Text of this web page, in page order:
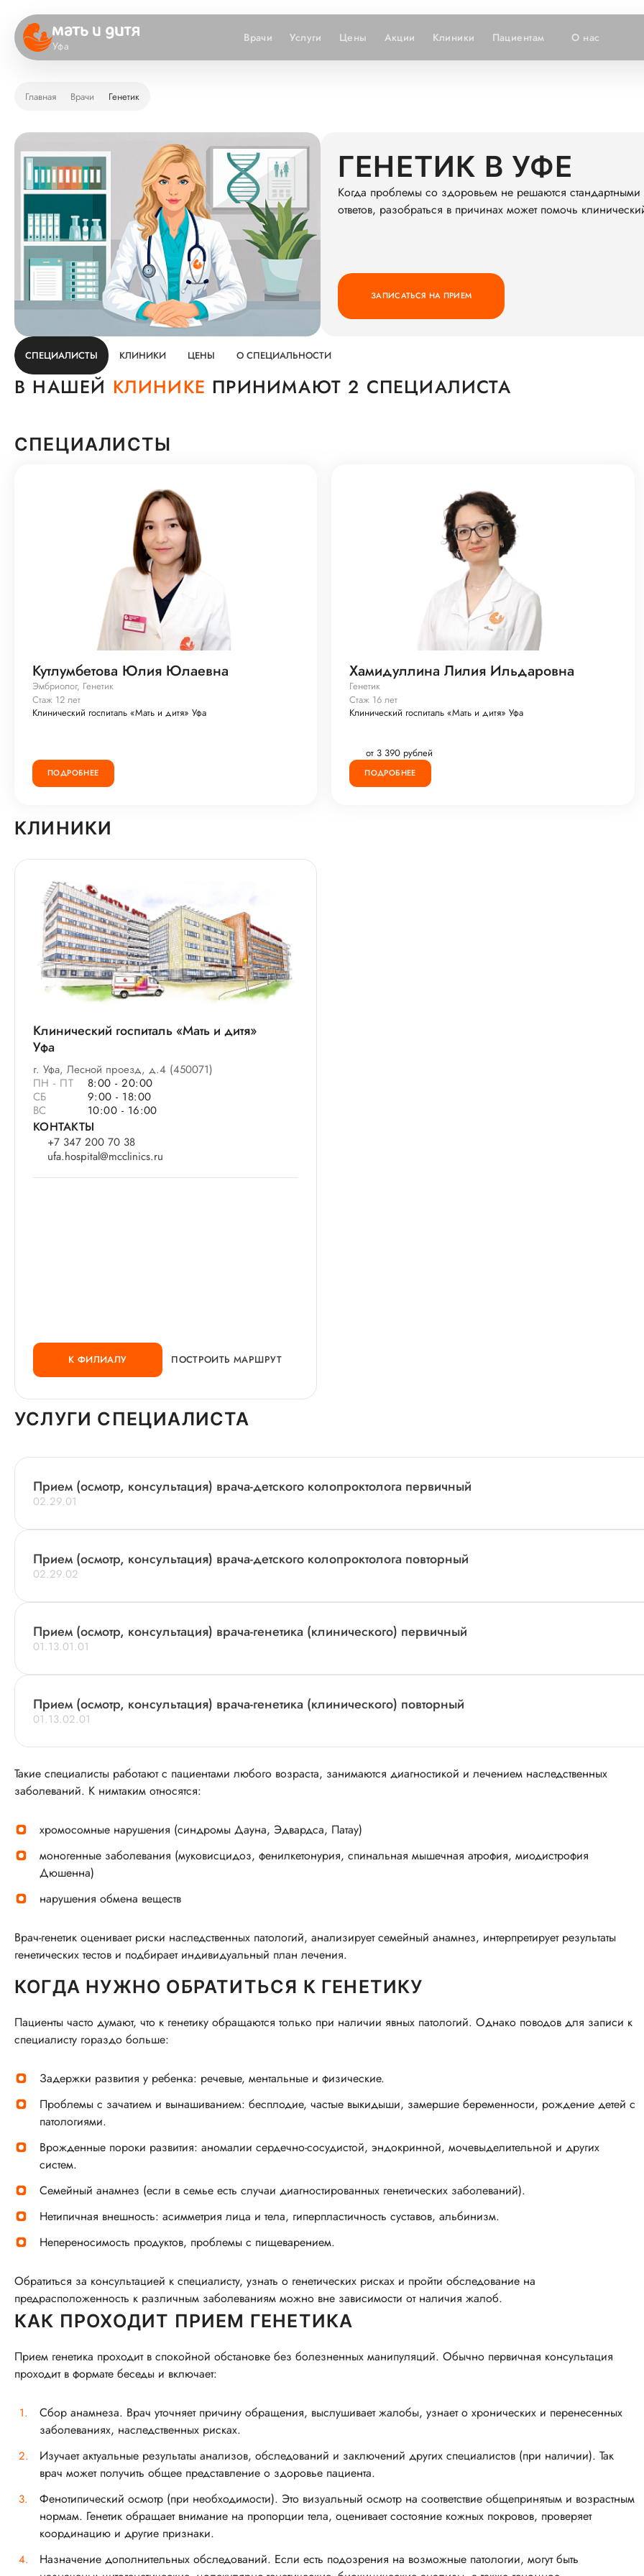
Уфа
Врачи Услуги Цены Акции Клиники Пациентам О нас
Главная Врачи Генетик
ГЕНЕТИК В УФЕ
Когда проблемы со здоровьем не решаются
ответов, разобраться в причинах может помочь
ЗАПИСАТЬСЯ НА ПРИЕМ
СПЕЦИАЛИСТЫ КЛИНИКИ ЦЕНЫ О СПЕЦИАЛЬНОСТИ
В НАШЕЙ КЛИНИКЕ ПРИНИМАЮТ 2 СПЕЦИАЛИСТА
СПЕЦИАЛИСТЫ
Кутлумбетова Юлия Юлаевна
Эмбриолог, Генетик
Стаж 12 лет
Клинический госпиталь «Мать и дитя» Уфа
ПОДРОБНЕЕ
Хамидуллина Лилия Ильдаровна
Генетик
Стаж 16 лет
Клинический госпиталь «Мать и дитя» Уфа
от 3 390 рублей
ПОДРОБНЕЕ
КЛИНИКИ
Клинический госпиталь «Мать и дитя»
Уфа
г. Уфа, Лесной проезд, д.4 (450071)
ПН - ПТ
8:00 - 20:00
СБ
9:00 - 18:00
ВС
10:00 - 16:00
КОНТАКТЫ
+7 347 200 70 38
ufa.hospital@mcclinics.ru
К ФИЛИАЛУ ПОСТРОИТЬ МАРШРУТ
УСЛУГИ СПЕЦИАЛИСТА
Прием (осмотр, консультация) врача-детского колопроктолога первичный
02.29.01
Прием (осмотр, консультация) врача-детского колопроктолога повторный
02.29.02
Прием (осмотр, консультация) врача-генетика (клинического) первичный
01.13.01.01
Прием (осмотр, консультация) врача-генетика (клинического) повторный
01.13.02.01
Такие специалисты работают с пациентами любого возраста, занимаются диагностикой и лечением наследственных
заболеваний. К нимтаким относятся:
хромосомные нарушения (синдромы Дауна, Эдвардса, Патау)
моногенные заболевания (муковисцидоз, фенилкетонурия, спинальная мышечная атрофия, миодистрофия
Дюшенна)
нарушения обмена веществ
Врач-генетик оценивает риски наследственных патологий, анализирует семейный анамнез, интерпретирует результаты
генетических тестов и подбирает индивидуальный план лечения.
КОГДА НУЖНО ОБРАТИТЬСЯ К ГЕНЕТИКУ
Пациенты часто думают, что к генетику обращаются только при наличии явных патологий. Однако поводов для записи к
специалисту гораздо больше:
Задержки развития у ребенка: речевые, ментальные и физические.
Проблемы с зачатием и вынашиванием: бесплодие, частые выкидыши, замершие беременности, рождение детей с
патологиями.
Врожденные пороки развития: аномалии сердечно-сосудистой, эндокринной, мочевыделительной и других
систем.
Семейный анамнез (если в семье есть случаи диагностированных генетических заболеваний).
Нетипичная внешность: асимметрия лица и тела, гиперпластичность суставов, альбинизм.
Непереносимость продуктов, проблемы с пищеварением.
Обратиться за консультацией к специалисту, узнать о генетических рисках и пройти обследование на
предрасположенность к различным заболеваниям можно вне зависимости от наличия жалоб.
КАК ПРОХОДИТ ПРИЕМ ГЕНЕТИКА
Прием генетика проходит в спокойной обстановке без болезненных манипуляций. Обычно первичная консультация
проходит в формате беседы и включает:
Сбор анамнеза. Врач уточняет причину обращения, выслушивает жалобы, узнает о хронических и перенесенных
заболеваниях, наследственных рисках.
Изучает актуальные результаты анализов, обследований и заключений других специалистов (при наличии). Так
врач может получить общее представление о здоровье пациента.
Фенотипический осмотр (при необходимости). Это визуальный осмотр на соответствие общепринятым и возрастным
нормам. Генетик обращает внимание на пропорции тела, оценивает состояние кожных покровов, проверяет
координацию и другие признаки.
Назначение дополнительных обследований. Если есть подозрения на возможные патологии, могут быть